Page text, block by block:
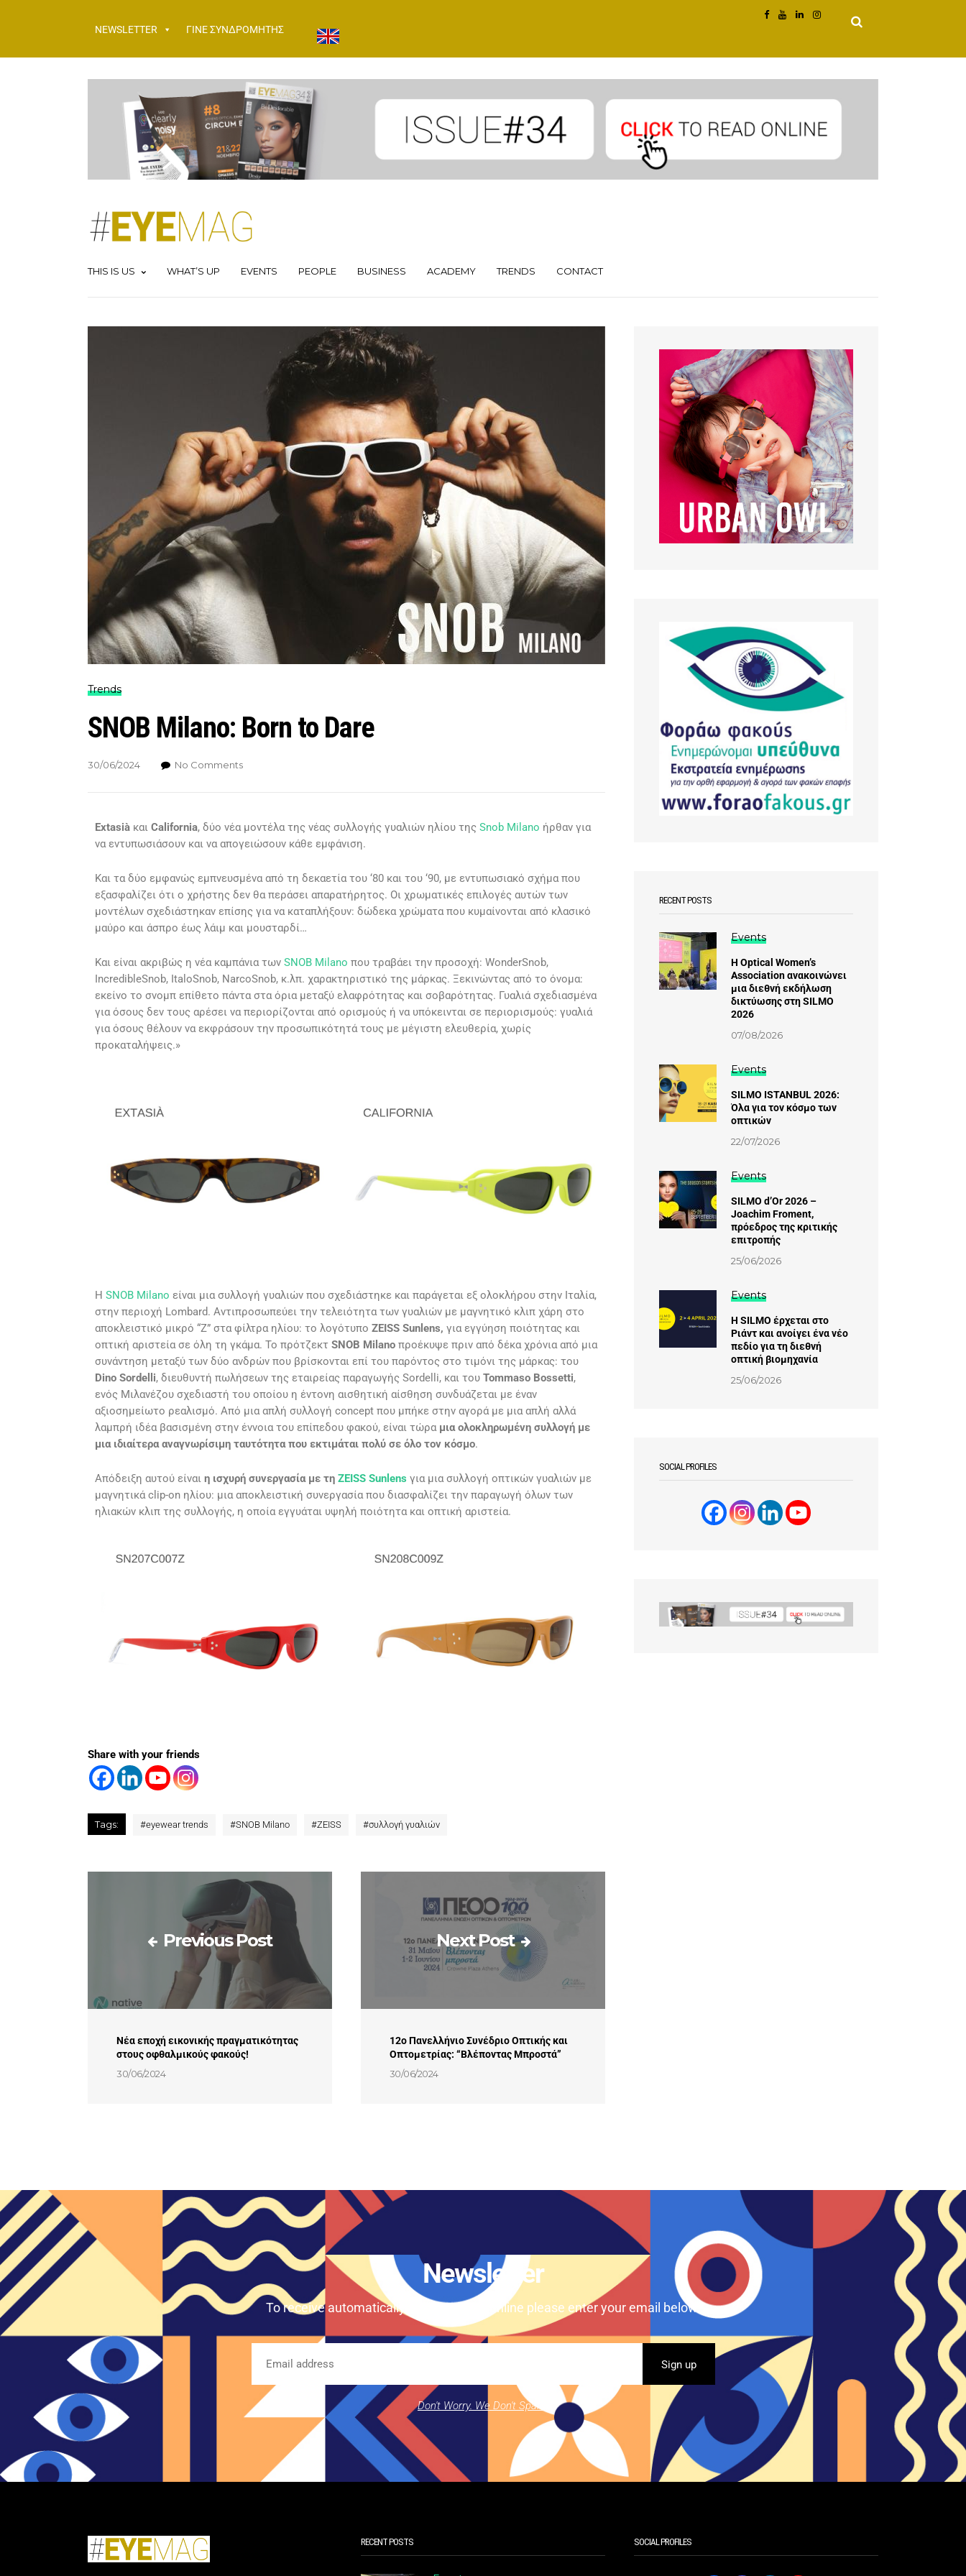
NEWSLETTER ΓΙΝΕ ΣΥΝΔΡΟΜΗΤΗΣ
THIS IS US WHAT’S UP EVENTS PEOPLE BUSINESS ACADEMY TRENDS CONTACT
Trends
SNOB Milano: Born to Dare
30/06/2024 No Comments
Extasià και California, δύο νέα μοντέλα της νέας συλλογής γυαλιών ηλίου της Snob Milano ήρθαν για
να εντυπωσιάσουν και να απογειώσουν κάθε εμφάνιση.
Και τα δύο εμφανώς εμπνευσμένα από τη δεκαετία του ‘80 και του ‘90, με εντυπωσιακό σχήμα που
εξασφαλίζει ότι ο χρήστης δεν θα περάσει απαρατήρητος. Οι χρωματικές επιλογές αυτών των
μοντέλων σχεδιάστηκαν επίσης για να καταπλήξουν: δώδεκα χρώματα που κυμαίνονται από κλασικό
μαύρο και άσπρο έως λάιμ και μουσταρδί…
Και είναι ακριβώς η νέα καμπάνια των SNOB Milano που τραβάει την προσοχή: WonderSnob,
IncredibleSnob, ItaloSnob, NarcoSnob, κ.λπ. χαρακτηριστικό της μάρκας. Ξεκινώντας από το όνομα:
εκείνο το σνομπ επίθετο πάντα στα όρια μεταξύ ελαφρότητας και σοβαρότητας. Γυαλιά σχεδιασμένα
για όσους δεν τους αρέσει να περιορίζονται από ορισμούς ή να υπόκεινται σε περιορισμούς: γυαλιά
για όσους θέλουν να εκφράσουν την προσωπικότητά τους με μέγιστη ελευθερία, χωρίς
προκαταλήψεις.»
Η SNOB Milano είναι μια συλλογή γυαλιών που σχεδιάστηκε και παράγεται εξ ολοκλήρου στην Ιταλία,
στην περιοχή Lombard. Αντιπροσωπεύει την τελειότητα των γυαλιών με μαγνητικό κλιπ χάρη στο
αποκλειστικό μικρό “Z” στα φίλτρα ηλίου: το λογότυπο ZEISS Sunlens, για εγγύηση ποιότητας και
οπτική αριστεία σε όλη τη γκάμα. Το πρότζεκτ SNOB Milano προέκυψε πριν από δέκα χρόνια από μια
συνάντηση μεταξύ των δύο ανδρών που βρίσκονται επί του παρόντος στο τιμόνι της μάρκας: του
Dino Sordelli, διευθυντή πωλήσεων της εταιρείας παραγωγής Sordelli, και του Tommaso Bossetti,
ενός Μιλανέζου σχεδιαστή του οποίου η έντονη αισθητική αίσθηση συνδυάζεται με έναν
αξιοσημείωτο ρεαλισμό. Από μια απλή συλλογή concept που μπήκε στην αγορά με μια απλή αλλά
λαμπρή ιδέα βασισμένη στην έννοια του επίπεδου φακού, είναι τώρα μια ολοκληρωμένη συλλογή με
μια ιδιαίτερα αναγνωρίσιμη ταυτότητα που εκτιμάται πολύ σε όλο τον κόσμο.
Απόδειξη αυτού είναι η ισχυρή συνεργασία με τη ZEISS Sunlens για μια συλλογή οπτικών γυαλιών με
μαγνητικά clip-on ηλίου: μια αποκλειστική συνεργασία που διασφαλίζει την παραγωγή όλων των
ηλιακών κλιπ της συλλογής, η οποία εγγυάται υψηλή ποιότητα και οπτική αριστεία.
Share with your friends
Tags: #eyewear trends #SNOB Milano #ZEISS #συλλογή γυαλιών
Previous Post
Nέα εποχή εικονικής πραγματικότητας
στους οφθαλμικούς φακούς!
30/06/2024
Next Post
12ο Πανελλήνιο Συνέδριο Οπτικής και
Οπτομετρίας: “Βλέποντας Μπροστά”
30/06/2024
RECENT POSTS
Events
Η Optical Women’s
Association ανακοινώνει
μια διεθνή εκδήλωση
δικτύωσης στη SILMO
2026
07/08/2026
Events
SILMO ISTANBUL 2026:
Όλα για τον κόσμο των
οπτικών
22/07/2026
Events
SILMO d’Or 2026 –
Joachim Froment,
πρόεδρος της κριτικής
επιτροπής
25/06/2026
Events
Η SILMO έρχεται στο
Ριάντ και ανοίγει ένα νέο
πεδίο για τη διεθνή
οπτική βιομηχανία
25/06/2026
SOCIAL PROFILES
Newsletter
To receive automatically our magazine online please enter your email below.
Don't Worry. We Don't Spam.
RECENT POSTS SOCIAL PROFILES